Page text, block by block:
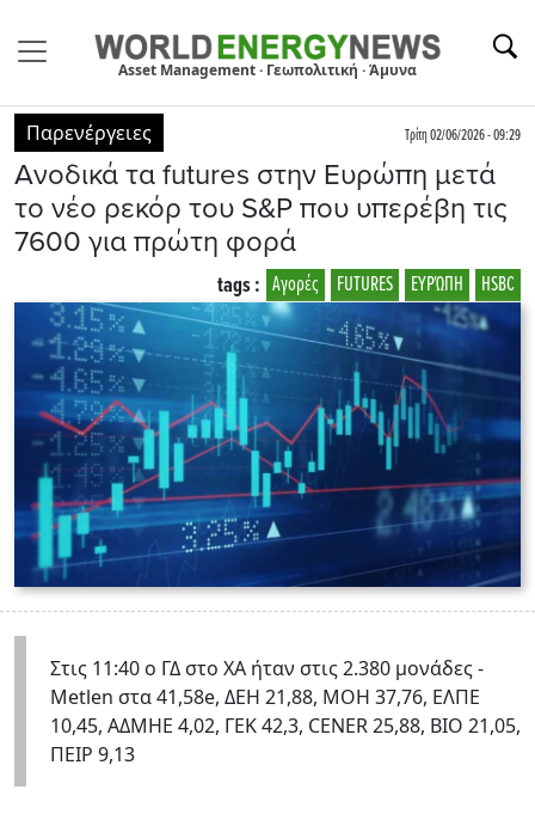
Asset Management · Γεωπολιτική · Άμυνα
Παρενέργειες Τρίτη 02/06/2026 - 09:29
Ανοδικά τα futures στην Ευρώπη μετά
το νέο ρεκόρ του S&P που υπερέβη τις
7600 για πρώτη φορά
HSBC
EΥΡΏΠΗ
FUTURES
Αγορές
tags :
Στις 11:40 ο ΓΔ στο ΧΑ ήταν στις 2.380 μονάδες -
Metlen στα 41,58e, ΔΕΗ 21,88, ΜΟΗ 37,76, ΕΛΠΕ
10,45, ΑΔΜΗΕ 4,02, ΓΕΚ 42,3, CENER 25,88, ΒΙΟ 21,05,
ΠΕΙΡ 9,13